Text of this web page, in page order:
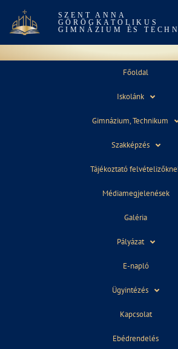
SZENT ANNA
GÖRÖGKATOLIKUS
GIMNÁZIUM ÉS
Főoldal
Iskolánk
Gimnázium, Technikum
Szakképzés
Tájékoztató
Médiamegjelenések
Galéria
Pályázat
E-napló
Ügyintézés
Kapcsolat
Ebédrendelés
MÁJUS 30, 2022